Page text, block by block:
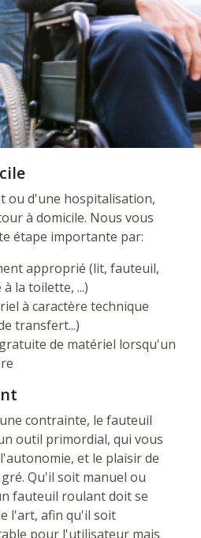
ou d'une hospitalisation,
à domicile. Nous vous
étape importante par:
approprié (lit, fauteuil,
la toilette, ...)
à caractère technique
transfert...)
de matériel lorsqu'un
contrainte, le fauteuil
outil primordial, qui vous
et le plaisir de
Qu'il soit manuel ou
fauteuil roulant doit se
l'art, afin qu'il soit
pour l'utilisateur mais